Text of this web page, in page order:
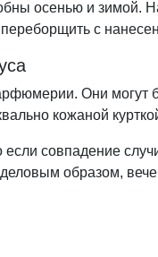
осенью и зимой.
с
Они могут
кожаной
совпадение
образом,